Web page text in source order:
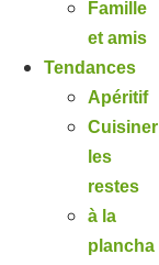
Famille
et amis
Tendances
Apéritif
Cuisiner
les
restes
à la
plancha